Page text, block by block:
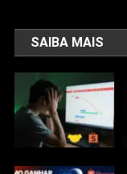
SAIBA MAIS